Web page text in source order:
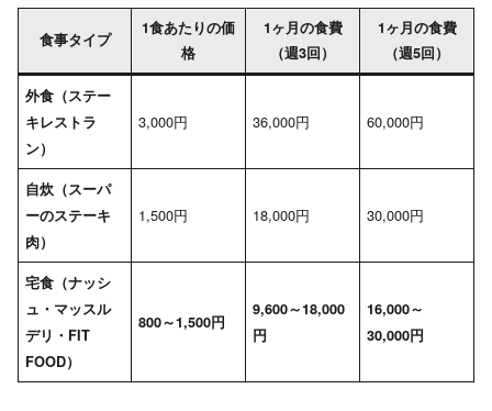
食事タイプ
1食あたりの価
格
1ヶ月の食費
（週3回）
1ヶ月の食費
（週5回）
外食（ステー
キレストラ
ン）
3,000円 36,000円 60,000円
自炊（スーパ
ーのステーキ
肉）
1,500円 18,000円 30,000円
宅食（ナッシ
ュ・マッスル
デリ・FIT
FOOD）
800～1,500円
9,600～18,000
円
16,000～
30,000円